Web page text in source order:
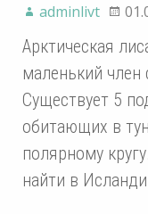
adminlivt
Арктическая
маленький член
Существует 5
обитающих в
полярному
найти в